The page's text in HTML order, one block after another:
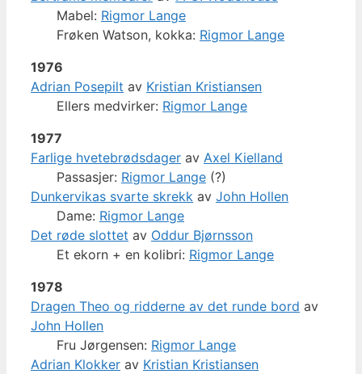
Mabel: Rigmor Lange
Frøken Watson, kokka: Rigmor Lange
1976
Adrian Posepilt av Kristian Kristiansen
Ellers medvirker: Rigmor Lange
1977
Farlige hvetebrødsdager av Axel Kielland
Passasjer: Rigmor Lange (?)
Dunkervikas svarte skrekk av John Hollen
Dame: Rigmor Lange
Det røde slottet av Oddur Bjørnsson
Et ekorn + en kolibri: Rigmor Lange
1978
Dragen Theo og ridderne av det runde bord av
John Hollen
Fru Jørgensen: Rigmor Lange
Adrian Klokker av Kristian Kristiansen